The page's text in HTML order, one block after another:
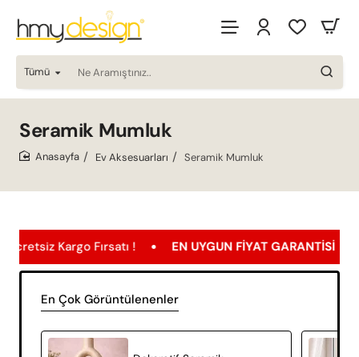
Tümü
Ne
Aramıştınız..
Seramik Mumluk
Ev Aksesuarları Seramik Mumluk
Kargo Fırsatı ! EN UYGUN FIYAT GARANTISI
En Çok Görüntülenenler